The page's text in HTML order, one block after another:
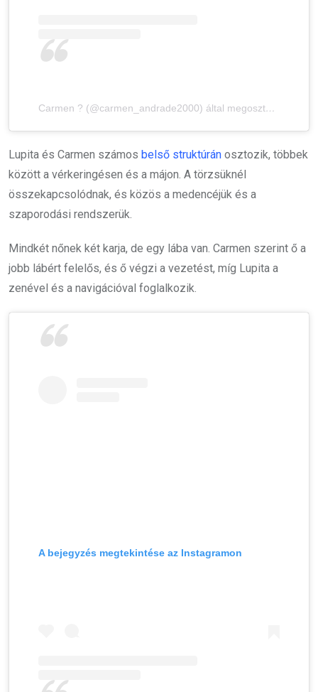
Carmen ? (@carmen_andrade2000) által megosztott bejegyzés
Lupita és Carmen számos belső struktúrán osztozik, többek
között a vérkeringésen és a májon. A törzsüknél
összekapcsolódnak, és közös a medencéjük és a
szaporodási rendszerük.
Mindkét nőnek két karja, de egy lába van. Carmen szerint ő a
jobb lábért felelős, és ő végzi a vezetést, míg Lupita a
zenével és a navigációval foglalkozik.
A bejegyzés megtekintése az Instagramon